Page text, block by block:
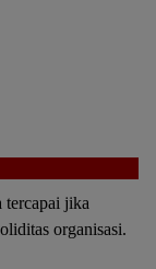
tercapai jika
organisasi.